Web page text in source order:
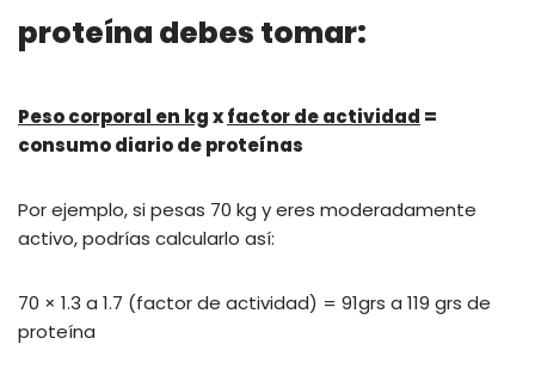
proteína debes tomar:
Peso corporal en kgxfactor de actividad =
consumo diario de proteínas
Por ejemplo, si pesas 70 kg y eres moderadamente
activo, podrías calcularlo así:
70 × 1.3 a 1.7 (factor de actividad) = 91grs a 119 grs de
proteína